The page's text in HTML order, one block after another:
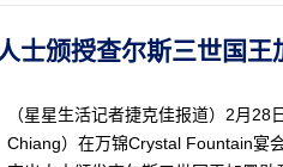
士颁授查尔斯三世国王
（星星生活记者捷克佳报道）2月
Chiang）在万锦Crystal Fountain宴